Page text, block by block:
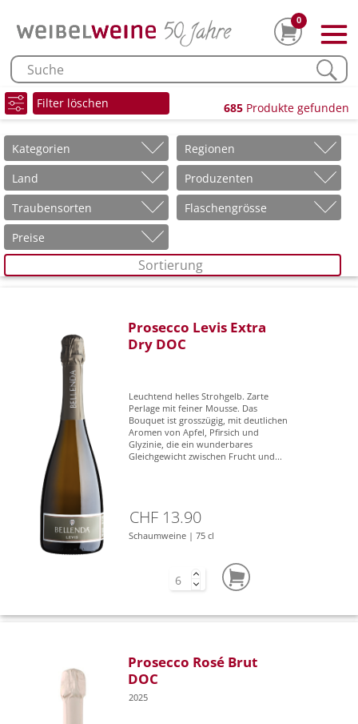
0
Filter löschen 685 Produkte gefunden
Kategorien
Regionen
Land
Produzenten
Traubensorten
Flaschengrösse
Preise
Sortierung
Prosecco Levis Extra
Dry DOC
Leuchtend helles Strohgelb. Zarte
Perlage mit feiner Mousse. Das
Bouquet ist grosszügig, mit deutlichen
Aromen von Apfel, Pfirsich und
Glyzinie, die ein wunderbares
Gleichgewicht zwischen Frucht und...
CHF 13.90
Schaumweine | 75 cl
Prosecco Rosé Brut
DOC
2025